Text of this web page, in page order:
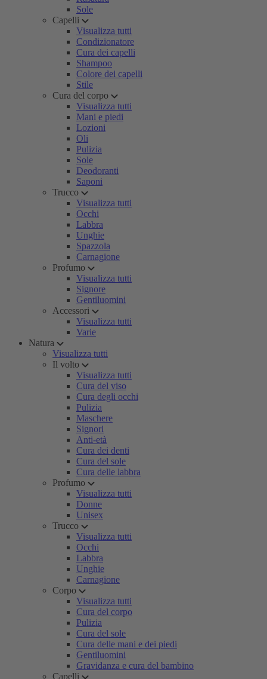
Sole
Capelli
Visualizza tutti
Condizionatore
Cura dei capelli
Shampoo
Colore dei capelli
Stile
Cura del corpo
Visualizza tutti
Mani e piedi
Lozioni
Oli
Pulizia
Sole
Deodoranti
Saponi
Trucco
Visualizza tutti
Occhi
Labbra
Unghie
Spazzola
Carnagione
Profumo
Visualizza tutti
Signore
Gentiluomini
Accessori
Visualizza tutti
Varie
Natura
Visualizza tutti
Il volto
Visualizza tutti
Cura del viso
Cura degli occhi
Pulizia
Maschere
Signori
Anti-età
Cura dei denti
Cura del sole
Cura delle labbra
Profumo
Visualizza tutti
Donne
Unisex
Trucco
Visualizza tutti
Occhi
Labbra
Unghie
Carnagione
Corpo
Visualizza tutti
Cura del corpo
Pulizia
Cura del sole
Cura delle mani e dei piedi
Gentiluomini
Gravidanza e cura del bambino
Capelli